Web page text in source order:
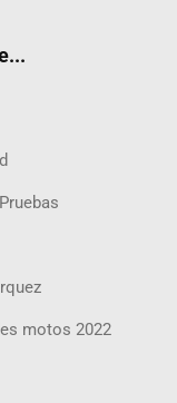
motos 2022